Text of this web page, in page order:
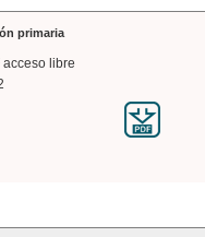
primaria
libre